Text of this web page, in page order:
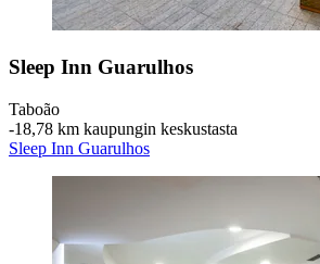
Sleep Inn Guarulhos
Taboão
‐18,78 km kaupungin keskustasta
Sleep Inn Guarulhos